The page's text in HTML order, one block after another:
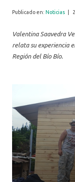
Publicado en: Noticias
Valentina Saavedra
relata su experiencia
Región del Bío Bío.